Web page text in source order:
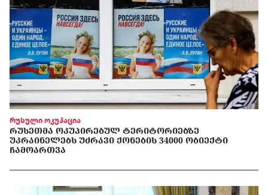
რუსული ოკუპაცია
ᲠᲣᲡᲔᲗᲛᲐ ᲝᲙᲣᲞᲘᲠᲔᲑᲣᲚ ᲢᲔᲠᲘᲢᲝᲠᲘᲔᲑᲖᲔ
ᲣᲙᲠᲐᲘᲜᲔᲚᲔᲑᲡ ᲣᲫᲠᲐᲕᲘ ᲥᲝᲜᲔᲑᲘᲡ 34000 ᲝᲑᲘᲔᲥᲢᲘ
ᲩᲐᲛᲝᲐᲠᲗᲕᲐ